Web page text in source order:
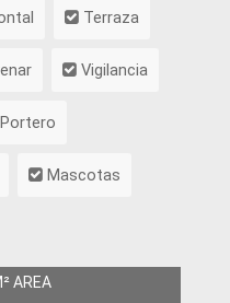
Terraza
Vigilancia
Portero
Mascotas
AREA